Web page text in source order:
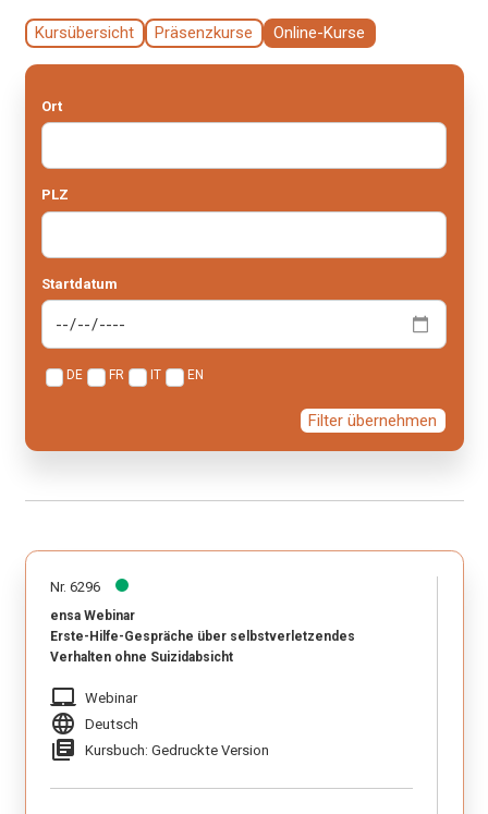
Kursübersicht Präsenzkurse Online-Kurse
Ort
PLZ
Startdatum
DE FR IT EN
Filter übernehmen
Nr. 6296
ensa Webinar
Erste-Hilfe-Gespräche über selbstverletzendes
Verhalten ohne Suizidabsicht
laptop_mac Webinar
language Deutsch
library_books Kursbuch: Gedruckte Version